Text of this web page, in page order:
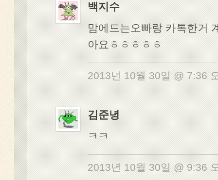
백지수
맘에드는오빠랑 카톡한거
아요ㅎㅎㅎㅎㅎ
2013년 10월 30일 @ 7:36
김준녕
ㅋㅋ
2013년 10월 30일 @ 9:36